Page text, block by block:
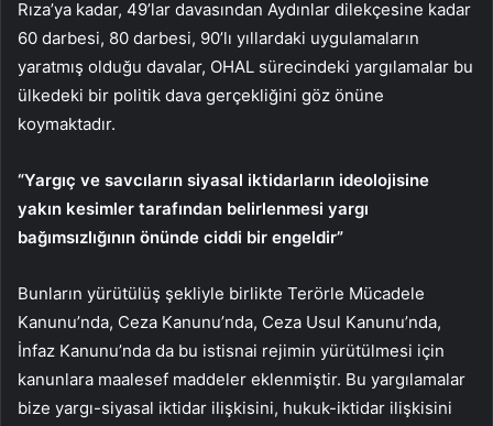
Rıza’ya kadar, 49’lar davasından Aydınlar dilekçesine kadar
60 darbesi, 80 darbesi, 90’lı yıllardaki uygulamaların
yaratmış olduğu davalar, OHAL sürecindeki yargılamalar bu
ülkedeki bir politik dava gerçekliğini göz önüne
koymaktadır.
“Yargıç ve savcıların siyasal iktidarların ideolojisine
yakın kesimler tarafından belirlenmesi yargı
bağımsızlığının önünde ciddi bir engeldir”
Bunların yürütülüş şekliyle birlikte Terörle Mücadele
Kanunu’nda, Ceza Kanunu’nda, Ceza Usul Kanunu’nda,
İnfaz Kanunu’nda da bu istisnai rejimin yürütülmesi için
kanunlara maalesef maddeler eklenmiştir. Bu yargılamalar
bize yargı-siyasal iktidar ilişkisini, hukuk-iktidar ilişkisini